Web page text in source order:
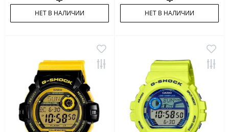
НЕТ В НАЛИЧИИ НЕТ В НАЛИЧИИ